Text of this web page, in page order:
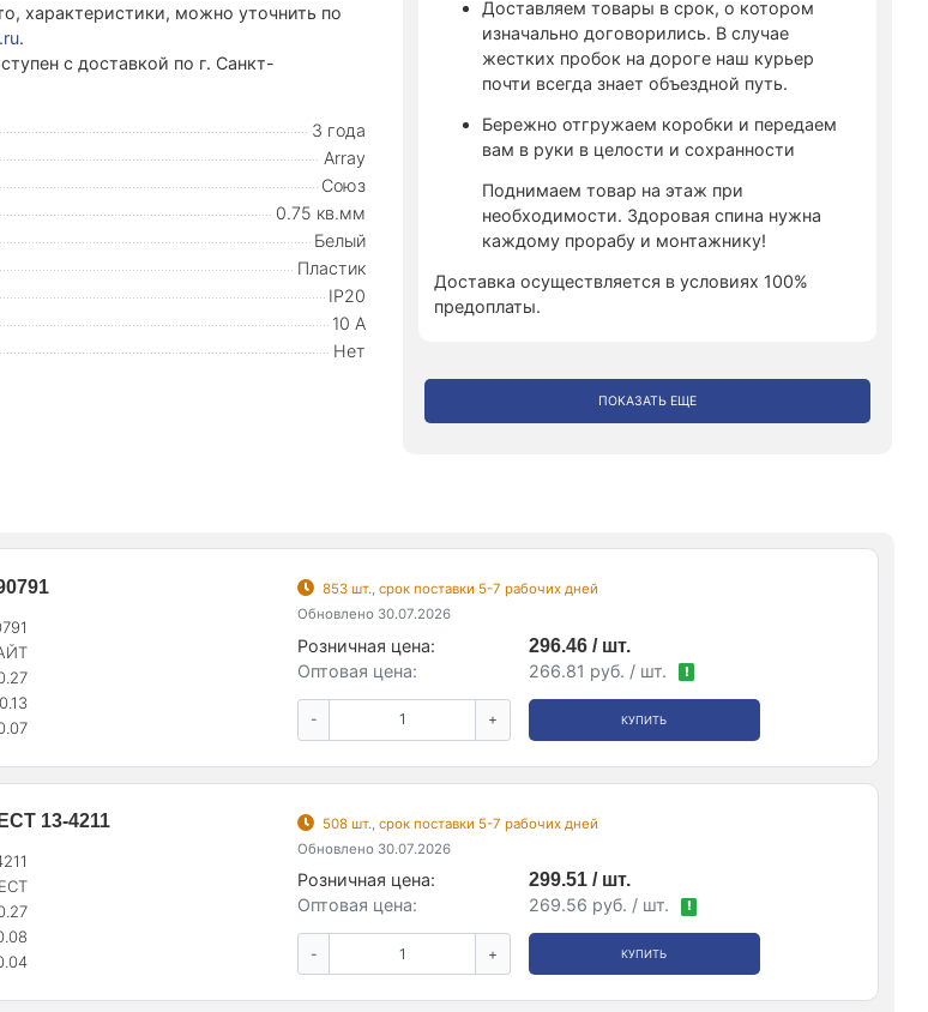
Доставляем товары в срок, о котором
изначально договорились. В случае
жестких пробок на дороге наш курьер
почти всегда знает объездной путь.
Бережно отгружаем коробки и передаем
вам в руки в целости и сохранности
Поднимаем товар на этаж при
необходимости. Здоровая спина нужна
каждому прорабу и монтажнику!
Доставка осуществляется в условиях 100%
предоплаты.
ПОКАЗАТЬ ЕЩЕ
характеристики, можно уточнить по
.
с доставкой по г. Санкт-
3 года
Array
Союз
0.75 кв.мм
Белый
Пластик
IP20
10 А
Нет
0.13
853 шт., срок поставки 5-7 рабочих дней
Обновлено 30.07.2026
Розничная цена:
296.46 / шт.
Оптовая цена:
266.81 руб. / шт. !
- + КУПИТЬ
13-4211
508 шт., срок поставки 5-7 рабочих дней
Обновлено 30.07.2026
Розничная цена:
299.51 / шт.
Оптовая цена:
269.56 руб. / шт. !
- + КУПИТЬ